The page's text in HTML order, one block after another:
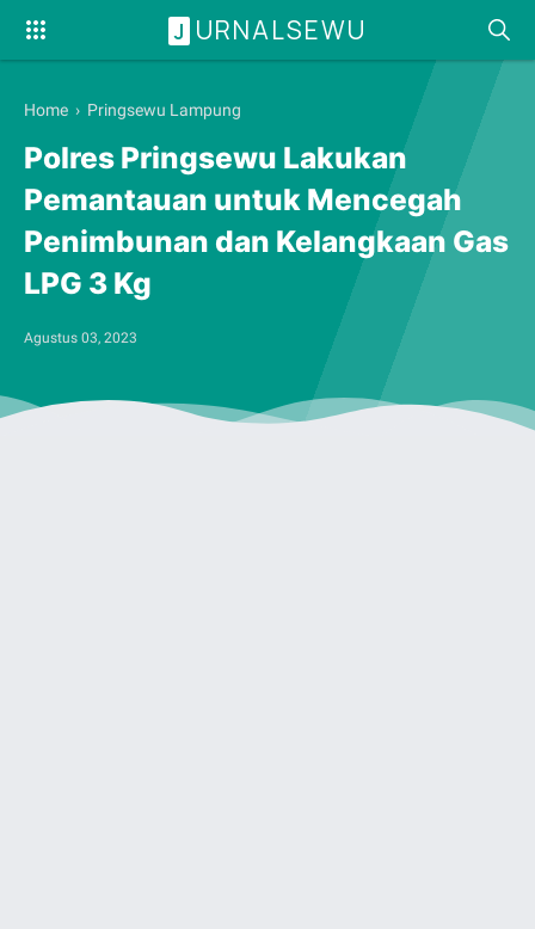
J URNALSEWU
Home › Pringsewu Lampung
Polres Pringsewu Lakukan
Pemantauan untuk Mencegah
Penimbunan dan Kelangkaan Gas
LPG 3 Kg
Agustus 03, 2023